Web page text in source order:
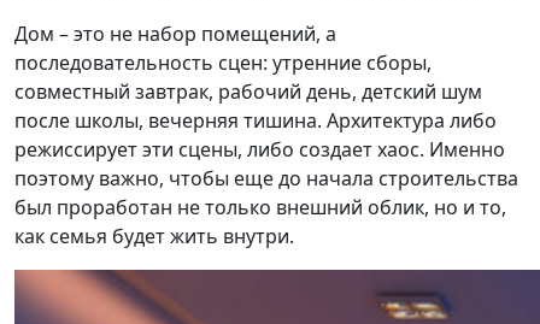
Дом – это не набор помещений, а
последовательность сцен: утренние сборы,
совместный завтрак, рабочий день, детский шум
после школы, вечерняя тишина. Архитектура либо
режиссирует эти сцены, либо создает хаос. Именно
поэтому важно, чтобы еще до начала строительства
был проработан не только внешний облик, но и то,
как семья будет жить внутри.